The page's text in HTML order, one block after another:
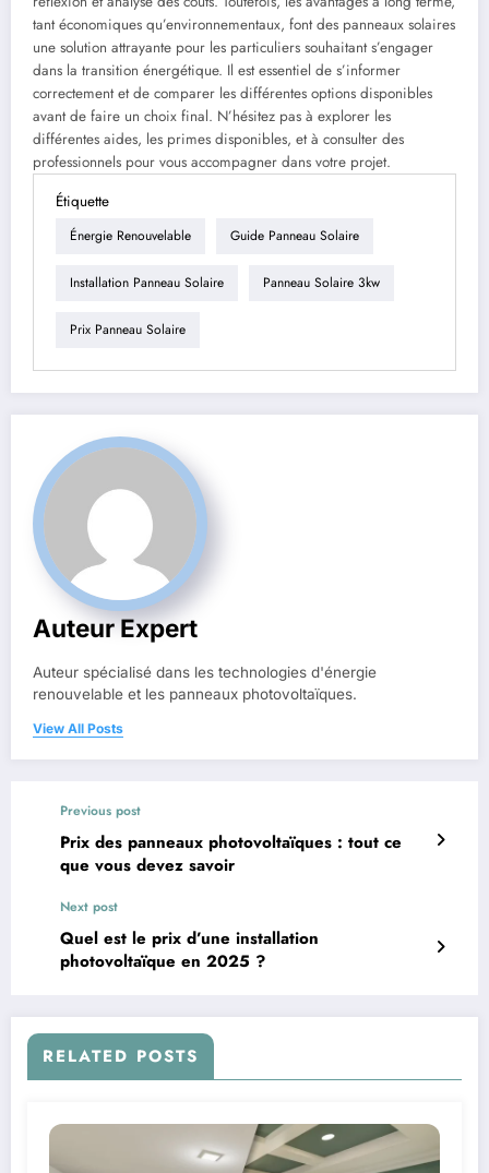
tant économiques qu’environnementaux, font des panneaux solaires
une solution attrayante pour les particuliers souhaitant s’engager
dans la transition énergétique. Il est essentiel de s’informer
correctement et de comparer les différentes options disponibles
avant de faire un choix final. N’hésitez pas à explorer les
différentes aides, les primes disponibles, et à consulter des
professionnels pour vous accompagner dans votre projet.
Étiquette
Énergie Renouvelable Guide Panneau Solaire
Installation Panneau Solaire Panneau Solaire 3kw
Prix Panneau Solaire
Auteur Expert
Auteur spécialisé dans les technologies d'énergie
renouvelable et les panneaux photovoltaïques.
View All Posts
Previous post
Prix des panneaux photovoltaïques : tout ce
que vous devez savoir
Next post
Quel est le prix d’une installation
photovoltaïque en 2025 ?
RELATED POSTS